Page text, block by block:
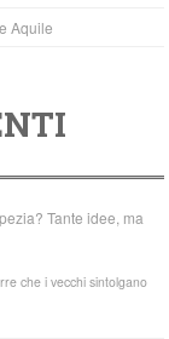
Aquile
Tante idee, ma
che i vecchi sintolgano